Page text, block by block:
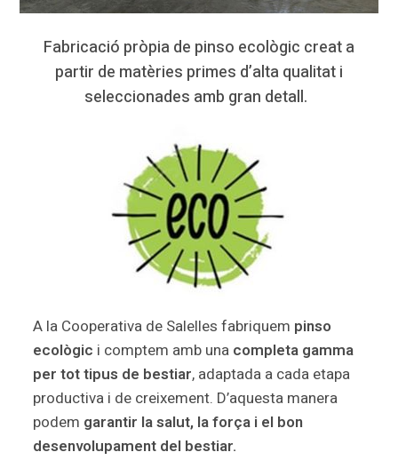
Fabricació pròpia de pinso ecològic creat a
partir de matèries primes d’alta qualitat i
seleccionades amb gran detall.
A la Cooperativa de Salelles fabriquem pinso
ecològic i comptem amb una completa gamma
per tot tipus de bestiar, adaptada a cada etapa
productiva i de creixement. D’aquesta manera
podem garantir la salut, la força i el bon
desenvolupament del bestiar.